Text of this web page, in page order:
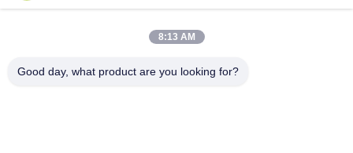
8:13 AM
Good day, what product are you looking for?